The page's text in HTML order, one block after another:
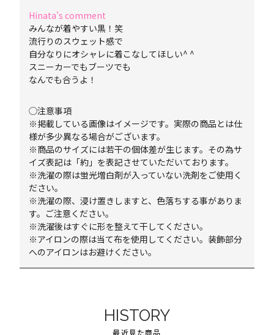
Hinata's comment
みんなが着やすい黒！笑
流行りのスウェット感で
自分なりにオシャレに着こなしてほしい^ ^
スニーカーでもブーツでも
なんでも合うよ！
◯注意事項
※掲載している画像はイメージです。実際の商品とは仕
様が多少異なる場合がございます。
※商品のサイズには若干の個体差が生じます。その為サ
イズ表記は「約」を表記させていただいております。
※洗濯の際は蛍光増白剤が入っていない洗剤をご使用く
ださい。
※洗濯の際、浸け置きしますと、色落ちする事がありま
す。ご注意ください。
※洗濯後はすぐに形を整えて干してください。
※アイロンの際は当て布を使用してください。装飾部分
へのアイロンはお避けください。
HISTORY
最近見た商品